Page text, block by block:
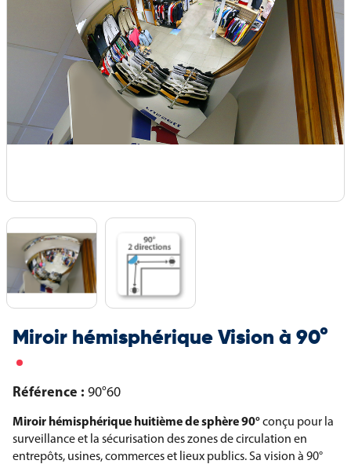
Miroir hémisphérique Vision à 90°
Référence : 90°60
Miroir hémisphérique huitième de sphère 90°conçu pour la
surveillance et la sécurisation des zones de circulation en
entrepôts, usines, commerces et lieux publics. Sa vision à 90°